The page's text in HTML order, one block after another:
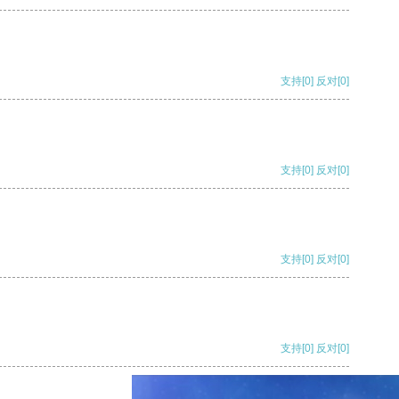
支持[0] 反对[0]
支持[0] 反对[0]
支持[0] 反对[0]
支持[0] 反对[0]